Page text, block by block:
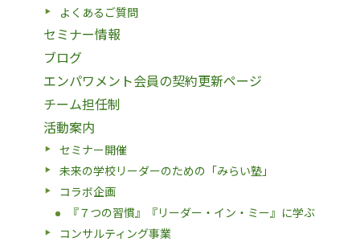
よくあるご質問
セミナー情報
ブログ
エンパワメント会員の契約更新ページ
チーム担任制
活動案内
セミナー開催
未来の学校リーダーのための「みらい塾」
コラボ企画
『７つの習慣』『リーダー・イン・ミー』に学ぶ
コンサルティング事業